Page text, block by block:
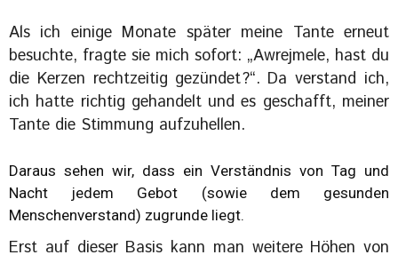
Als ich einige Monate später meine Tante erneut
besuchte, fragte sie mich sofort: „Awrejmele, hast du
die Kerzen rechtzeitig gezündet?“. Da verstand ich,
ich hatte richtig gehandelt und es geschafft, meiner
Tante die Stimmung aufzuhellen.
Daraus sehen wir, dass ein Verständnis von Tag und
Nacht jedem Gebot (sowie dem gesunden
Menschenverstand) zugrunde liegt.
Erst auf dieser Basis kann man weitere Höhen von